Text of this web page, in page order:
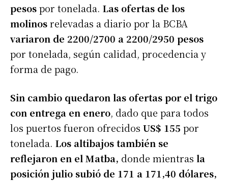
pesospor tonelada. Las ofertas de los
molinosrelevadas a diario por la BCBA
variaron de 2200/2700 a 2200/2950 pesos
por tonelada, según calidad, procedencia y
forma de pago.
Sin cambio quedaron las ofertas por el trigo
con entrega en enero, dado que para todos
los puertos fueron ofrecidos US$ 155 por
tonelada. Los altibajos también se
reflejaron en el Matba, donde mientras la
posición julio subió de 171 a 171,40 dólares,